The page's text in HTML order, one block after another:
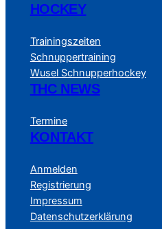
HOCKEY
Trainingszeiten
Schnuppertraining
Wusel Schnupperhockey
THC NEWS
Termine
KONTAKT
Anmelden
Registrierung
Impressum
Datenschutzerklärung